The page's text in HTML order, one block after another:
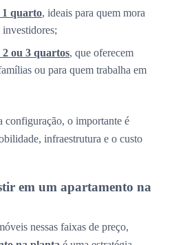
1 quarto, ideais para quem mora
2 ou 3 quartos, que oferecem
ou para quem trabalha em
configuração, o importante é
infraestrutura e o custo
em um apartamento na
nessas faixas de preço,